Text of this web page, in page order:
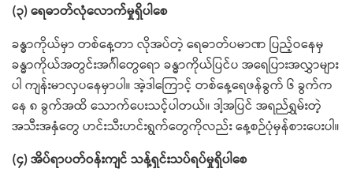
(၃) ရေဓာတ်လုံလောက်မှုရှိပါစေ
ခန္ဓာကိုယ်မှာ တစ်နေ့တာ လိုအပ်တဲ့ ရေဓာတ်ပမာဏ ပြည့်ဝနေမှ
ခန္ဓာကိုယ်အတွင်းအင်္ဂါတွေရော ခန္ဓာကိုယ်ပြင်ပ အရေပြားအလွှာများ
ပါ ကျန်းမာလှပနေမှာပါ။ အဲ့ဒါကြောင့် တစ်နေ့ရေဖန်ခွက် ၆ ခွက်က
နေ ၈ ခွက်အထိ သောက်ပေးသင့်ပါတယ်။ ဒါ့အပြင် အရည်ရွှမ်းတဲ့
အသီးအနှံတွေ ဟင်းသီးဟင်းရွက်တွေကိုလည်း နေ့စဉ်ပုံမှန်စားပေးပါ။
(၄) အိပ်ရာပတ်ဝန်းကျင် သန့်ရှင်းသပ်ရပ်မှုရှိပါစေ